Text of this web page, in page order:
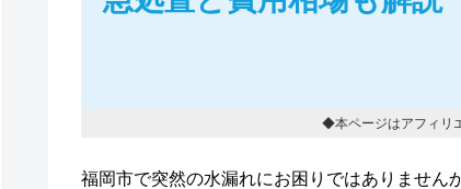
◆本ページはアフィリ
福岡市で突然の水漏れにお困りではありません